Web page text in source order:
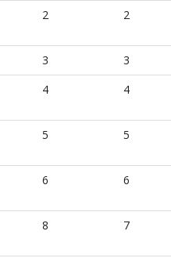
2 2
3
3
4 4
5 5
6 6
8 7